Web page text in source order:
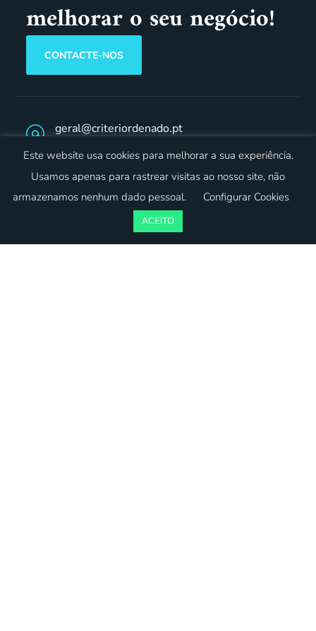
melhorar o seu negócio!
CONTACTE-NOS
geral@criteriordenado.pt
Siga-nos no Facebook
Siga-nos no Linkedin
Este website usa cookies para melhorar a sua experiência.
Usamos apenas para rastrear visitas ao nosso site, não
armazenamos nenhum dado pessoal.
Configurar Cookies
ACEITO